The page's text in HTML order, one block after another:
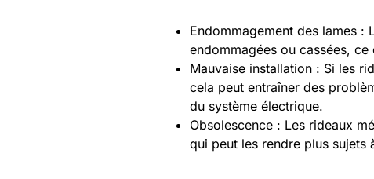
Endommagement des lames :
endommagées ou cassées,
Mauvaise installation : Si les
cela peut entraîner des
du système électrique.
Obsolescence : Les rideaux
qui peut les rendre plus sujets